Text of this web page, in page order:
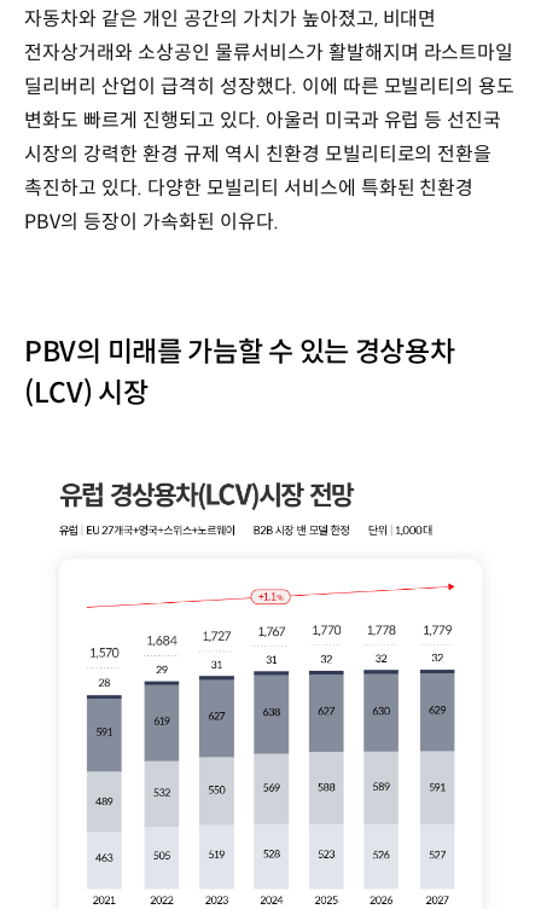
자동차와 같은 개인 공간의 가치가 높아졌고, 비대면
전자상거래와 소상공인 물류서비스가 활발해지며 라스트마일
딜리버리 산업이 급격히 성장했다. 이에 따른 모빌리티의 용도
변화도 빠르게 진행되고 있다. 아울러 미국과 유럽 등 선진국
시장의 강력한 환경 규제 역시 친환경 모빌리티로의 전환을
촉진하고 있다. 다양한 모빌리티 서비스에 특화된 친환경
PBV의 등장이 가속화된 이유다.
PBV의 미래를 가늠할 수 있는 경상용차
(LCV) 시장